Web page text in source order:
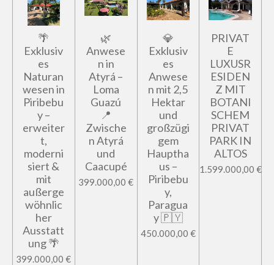
🌴
Exklusiv
es
Naturan
wesen in
Piribebu
y –
erweiter
t,
moderni
siert &
mit
außerge
wöhnlic
her
Ausstatt
ung 🌴
399.000,00 €
🌿
Anwese
n in
Atyrá –
Loma
Guazú
📍
Zwische
n Atyrá
und
Caacupé
399.000,00 €
💎
Exklusiv
es
Anwese
n mit 2,5
Hektar
und
großzügi
gem
Hauptha
us –
Piribebu
y,
Paragua
y 🇵🇾
450.000,00 €
PRIVAT
E
LUXUSR
ESIDEN
Z MIT
BOTANI
SCHEM
PRIVAT
PARK IN
ALTOS
1.599.000,00 €